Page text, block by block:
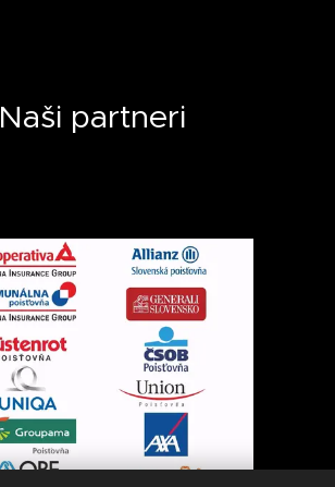
Naši partneri